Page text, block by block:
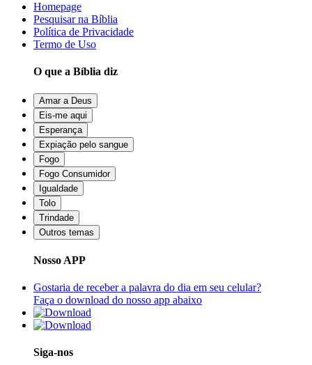
Homepage
Pesquisar na Bíblia
Política de Privacidade
Termo de Uso
O que a Bíblia diz
Amar a Deus
Eis-me aqui
Esperança
Expiação pelo sangue
Fogo
Fogo Consumidor
Igualdade
Tolo
Trindade
Outros temas
Nosso APP
Gostaria de receber a palavra do dia em seu celular?
Faça o download do nosso app abaixo
Siga-nos